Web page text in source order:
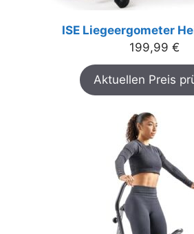
ISE Liegeergometer
199,99 €
Aktuellen Preis